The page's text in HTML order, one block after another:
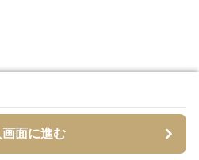
画面に進む
画面に進む